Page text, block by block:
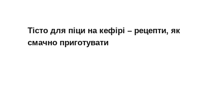
Тісто для піци на кефірі – рецепти, як
смачно приготувати